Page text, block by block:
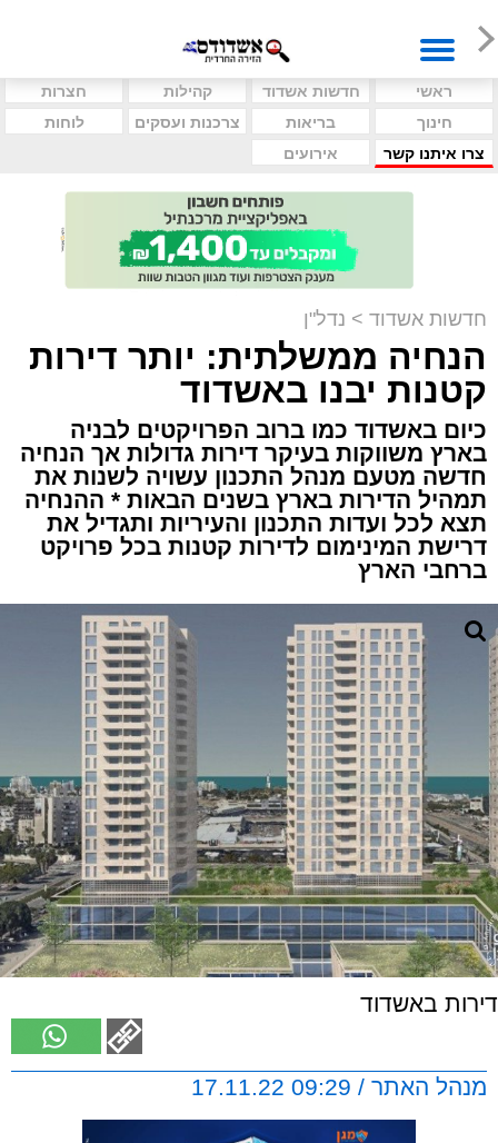
ראשי חדשות אשדוד קהילות
חצרות
חינוך
בריאות צרכנות ועסקים
לוחות
צרו איתנו קשר
אירועים
חדשות אשדוד > נדל"ן
הנחיה ממשלתית: יותר דירות
קטנות יבנו באשדוד
כיום באשדוד כמו ברוב הפרויקטים לבניה
בארץ משווקות בעיקר דירות גדולות אך הנחיה
חדשה מטעם מנהל התכנון עשויה לשנות את
תמהיל הדירות בארץ בשנים הבאות * ההנחיה
תצא לכל ועדות התכנון והעיריות ותגדיל את
דרישת המינימום לדירות קטנות בכל פרויקט
ברחבי הארץ
דירות באשדוד
מנהל האתר / 09:29 17.11.22